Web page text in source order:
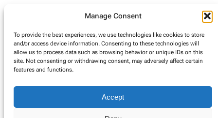
Manage Consent
To provide the best experiences, we use technologies like cookies to store
and/or access device information. Consenting to these technologies will
allow us to process data such as browsing behavior or unique IDs on this
site. Not consenting or withdrawing consent, may adversely affect certain
features and functions.
Accept